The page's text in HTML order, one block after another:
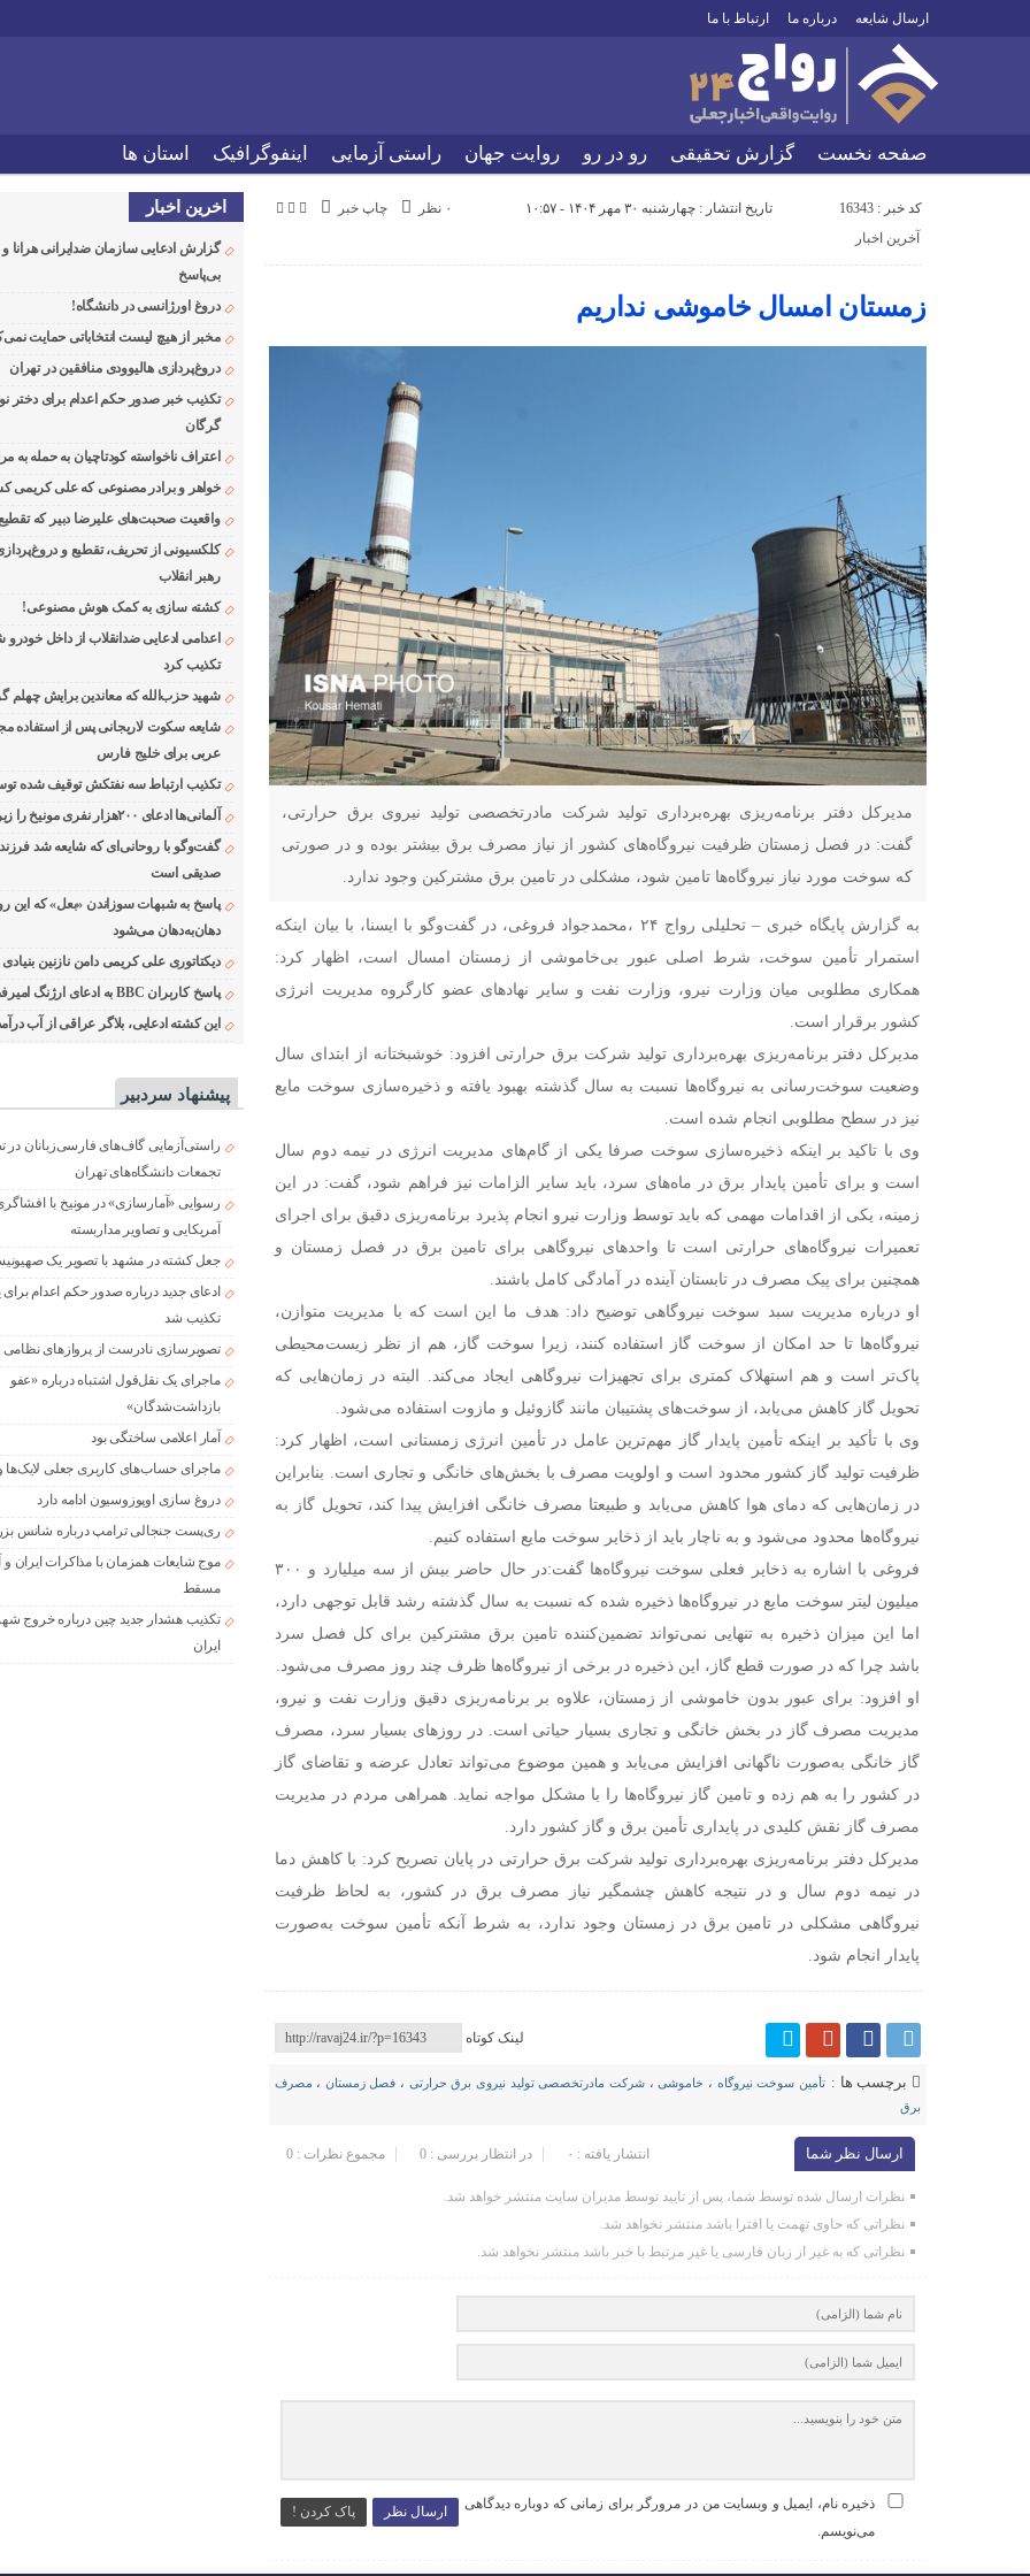
ارسال شایعه درباره ما ارتباط با ما
صفحه نخست گزارش تحقیقی رو در رو روایت جهان راستی آزمایی اینفوگرافیک استان ها
کد خبر : 16343 تاریخ انتشار : چهارشنبه ۳۰ مهر ۱۴۰۴ - ۱۰:۵۷ چاپ خبر
۰ نظر
آخرین اخبار
زمستان امسال خاموشی نداریم
مدیرکل دفتر برنامه‌ریزی بهره‌برداری تولید شرکت مادرتخصصی تولید نیروی برق حرارتی،
گفت: در فصل زمستان ظرفیت نیروگاه‌های کشور از نیاز مصرف برق بیشتر بوده و در صورتی
که سوخت مورد نیاز نیروگاه‌ها تامین شود، مشکلی در تامین برق مشترکین وجود ندارد.
به گزارش پایگاه خبری – تحلیلی رواج ۲۴ ،محمدجواد فروغی، در گفت‌وگو با ایسنا، با بیان اینکه
استمرار تأمین سوخت، شرط اصلی عبور بی‌خاموشی از زمستان امسال است، اظهار کرد:
همکاری مطلوبی میان وزارت نیرو، وزارت نفت و سایر نهادهای عضو کارگروه مدیریت انرژی
کشور برقرار است.
مدیرکل دفتر برنامه‌ریزی بهره‌برداری تولید شرکت برق حرارتی افزود: خوشبختانه از ابتدای سال
وضعیت سوخت‌رسانی به نیروگاه‌ها نسبت به سال گذشته بهبود یافته و ذخیره‌سازی سوخت مایع
نیز در سطح مطلوبی انجام شده است.
وی با تاکید بر اینکه ذخیره‌سازی سوخت صرفا یکی از گام‌های مدیریت انرژی در نیمه دوم سال
است و برای تأمین پایدار برق در ماه‌های سرد، باید سایر الزامات نیز فراهم شود، گفت: در این
زمینه، یکی از اقدامات مهمی که باید توسط وزارت نیرو انجام پذیرد برنامه‌ریزی دقیق برای اجرای
تعمیرات نیروگاه‌های حرارتی است تا واحدهای نیروگاهی برای تامین برق در فصل زمستان و
همچنین برای پیک مصرف در تابستان آینده در آمادگی کامل باشند.
او درباره مدیریت سبد سوخت نیروگاهی توضیح داد: هدف ما این است که با مدیریت متوازن،
نیروگاه‌ها تا حد امکان از سوخت گاز استفاده کنند، زیرا سوخت گاز، هم از نظر زیست‌محیطی
پاک‌تر است و هم استهلاک کمتری برای تجهیزات نیروگاهی ایجاد می‌کند. البته در زمان‌هایی که
تحویل گاز کاهش می‌یابد، از سوخت‌های پشتیبان مانند گازوئیل و مازوت استفاده می‌شود.
وی با تأکید بر اینکه تأمین پایدار گاز مهم‌ترین عامل در تأمین انرژی زمستانی است، اظهار کرد:
ظرفیت تولید گاز کشور محدود است و اولویت مصرف با بخش‌های خانگی و تجاری است. بنابراین
در زمان‌هایی که دمای هوا کاهش می‌یابد و طبیعتا مصرف خانگی افزایش پیدا کند، تحویل گاز به
نیروگاه‌ها محدود می‌شود و به ناچار باید از ذخایر سوخت مایع استفاده کنیم.
فروغی با اشاره به ذخایر فعلی سوخت نیروگاه‌ها گفت:در حال حاضر بیش از سه میلیارد و ۳۰۰
میلیون لیتر سوخت مایع در نیروگاه‌ها ذخیره شده که نسبت به سال گذشته رشد قابل توجهی دارد،
اما این میزان ذخیره به تنهایی نمی‌تواند تضمین‌کننده تامین برق مشترکین برای کل فصل سرد
باشد چرا که در صورت قطع گاز، این ذخیره در برخی از نیروگاه‌ها ظرف چند روز مصرف می‌شود.
او افزود: برای عبور بدون خاموشی از زمستان، علاوه بر برنامه‌ریزی دقیق وزارت نفت و نیرو،
مدیریت مصرف گاز در بخش خانگی و تجاری بسیار حیاتی است. در روزهای بسیار سرد، مصرف
گاز خانگی به‌صورت ناگهانی افزایش می‌یابد و همین موضوع می‌تواند تعادل عرضه و تقاضای گاز
در کشور را به هم زده و تامین گاز نیروگاه‌ها را با مشکل مواجه نماید. همراهی مردم در مدیریت
مصرف گاز نقش کلیدی در پایداری تأمین برق و گاز کشور دارد.
مدیرکل دفتر برنامه‌ریزی بهره‌برداری تولید شرکت برق حرارتی در پایان تصریح کرد: با کاهش دما
در نیمه دوم سال و در نتیجه کاهش چشمگیر نیاز مصرف برق در کشور، به لحاظ ظرفیت
نیروگاهی مشکلی در تامین برق در زمستان وجود ندارد، به شرط آنکه تأمین سوخت به‌صورت
پایدار انجام شود.
لینک کوتاه
برچسب ها : تأمین سوخت نیروگاه‌ ، خاموشی، شرکت مادرتخصصی تولید نیروی برق حرارتی ، فصل زمستان ، مصرف
برق
ارسال نظر شما مجموع نظرات : 0 در انتظار بررسی : 0 انتشار یافته : ۰
نظرات ارسال شده توسط شما، پس از تایید توسط مدیران سایت منتشر خواهد شد.
نظراتی که حاوی تهمت یا افترا باشد منتشر نخواهد شد.
نظراتی که به غیر از زبان فارسی یا غیر مرتبط با خبر باشد منتشر نخواهد شد.
ارسال نظر پاک کردن !
ذخیره نام، ایمیل و وبسایت من در مرورگر برای زمانی که دوباره دیدگاهی
می‌نویسم.
اخرین اخبار
گزارش ادعایی سازمان ضدایرانی
بی‌پاسخ
دروغ اورژانسی در دانشگاه!
مخبر از هیچ لیست انتخاباتی حمایت
دروغ‌پردازی هالیوودی منافقین در تهران
تکذیب خبر صدور حکم اعدام برای دختر
گرگان
اعتراف ناخواسته کودتاچیان به حمله به
خواهر و برادر مصنوعی که علی کریمی
واقعیت صحبت‌های علیرضا دبیر که
کلکسیونی از تحریف، تقطیع و
رهبر انقلاب
کشته سازی به کمک هوش مصنوعی!
اعدامی ادعایی ضدانقلاب از داخل خودرو
تکذیب کرد
شهید حزب‌الله که معاندین برایش چهلم
شایعه سکوت لاریجانی پس از استفاده
عربی برای خلیج فارس
تکذیب ارتباط سه نفتکش توقیف شده
آلمانی‌ها ادعای ۲۰۰هزار نفری مونیخ را زیر سوال بردند
گفت‌وگو با روحانی‌ای که شایعه شد
صدیقی است
پاسخ به شبهات سوزاندن «بعل» که این
دهان‌به‌دهان می‌شود
دیکتاتوری علی کریمی دامن نازنین
پاسخ کاربران BBC به ادعای ارژنگ امیرفضلی
این کشته ادعایی، بلاگر عراقی از آب
پیشنهاد سردبیر
راستی‌آزمایی گاف‌های فارسی‌زبانان در
تجمعات دانشگاه‌های تهران
رسوایی «آمارسازی» در مونیخ با
آمریکایی و تصاویر مداربسته
جعل کشته در مشهد با تصویر یک
ادعای جدید درباره صدور حکم اعدام
تکذیب شد
تصویرسازی نادرست از پروازهای نظامی
ماجرای یک نقل‌قول اشتباه درباره «عفو
بازداشت‌شدگان»
آمار اعلامی ساختگی بود
ماجرای حساب‌های کاربری جعلی لایک‌ها
دروغ سازی اوپوزوسیون ادامه دارد
ری‌پست جنجالی ترامپ درباره شانس
موج شایعات همزمان با مذاکرات ایران و
مسقط
تکذیب هشدار جدید چین درباره خروج
ایران